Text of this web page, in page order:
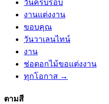
วันครบรอบ
งานแต่งงาน
ขอบคุณ
วันวาเลนไทน์
งาน
ช่อดอกไม้ขอแต่งงาน
ทุกโอกาส →
ตามสี